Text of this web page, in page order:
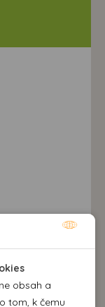
obsah a
tom, k čemu
stránka
jako navigace
webové stránky.